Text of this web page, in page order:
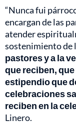
“Nunca fui
encargan de las
atender
sostenimiento de
pastores y a la
que reciben,
estipendio que
celebraciones
reciben en la
Linero.